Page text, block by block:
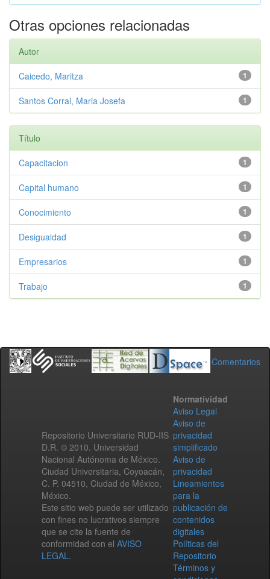
Otras opciones relacionadas
Autor
1
Caicedo, Maritza
1
Santos Corral, Maria Josefa
Título
1
Capacitacion
1
Capital humano
1
Conocimiento
1
Desigualdad
1
Empresarios
1
Trabajo
Comentarios
Repositorio Universitario RUD-IIS
D.R. © 2010. Universidad
Nacional Autónoma de México.
Ciudad Universitaria, Coyoacán,
C. P. 04510, Ciudad de México,
México.
Este sitio web puede ser utilizado
con fines no lucrativos siempre
que se cite la fuente de
conformidad con el AVISO
LEGAL.
Normatividad
Aviso Legal
Aviso de
privacidad
simplificado
Aviso de
privacidad
Lineamientos
para la
publicación de
contenidos
digitales
Políticas del
Repositorio
Términos y